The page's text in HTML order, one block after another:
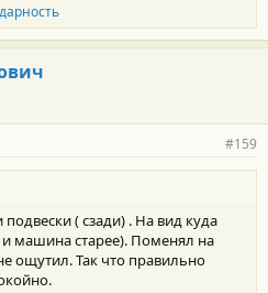
#159
( сзади) . На вид куда
машина старее). Поменял на
ощутил. Так что правильно